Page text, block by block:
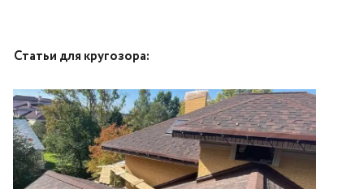
Статьи для кругозора: